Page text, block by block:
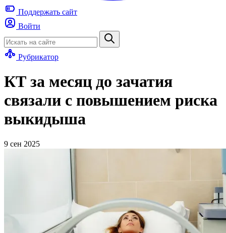
Поддержать сайт
Войти
Рубрикатор
КТ за месяц до зачатия
связали с повышением риска
выкидыша
9 сен 2025